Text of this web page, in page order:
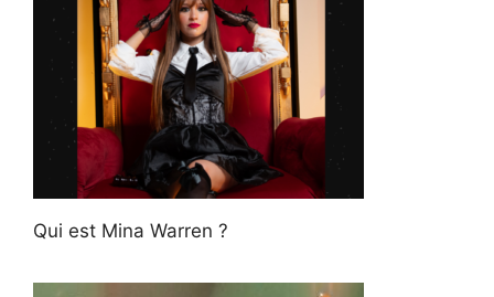
Qui est Mina Warren ?